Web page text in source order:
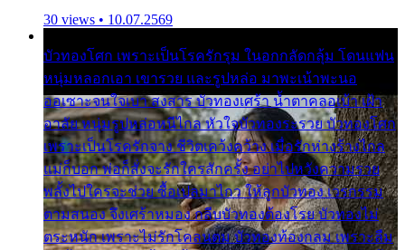
30 views • 10.07.2569
บัวทองโศก เพราะเป็นโรครักรุม ในอกกลัดกลุ้ม โดนแฟน
หนุ่มหลอกเอา เขารวย และรูปหล่อ มาพะเน้าพะนอ
ออเซาะจนใจเบา สงสาร บัวทองเศร้า น้ำตาคลอเบ้า เฝ้า
อาลัย หนุ่มรูปหล่อหนีไกล หัวใจบัวทองระรวย บัวทองโศก
เพราะเป็นโรครักจาง ชีวิตเคว้งคว้าง เมื่อรักห่างร้างไกล
แม่ก็บอก พ่อก็สั่งจะรักใครสักครั้ง อย่าไปหวังความรวย
พลั้งไปใครจะช่วย ซื้อเปลมาไกว ให้ลูกบัวทอง เวรกรรม
ตามสนอง จึงเศร้าหมอง กลีบบัวทองต้องโรย บัวทองไม่
ตระหนัก เพราะไม่รักโคลนตม บัวทองท้องกลม เพราะลืม